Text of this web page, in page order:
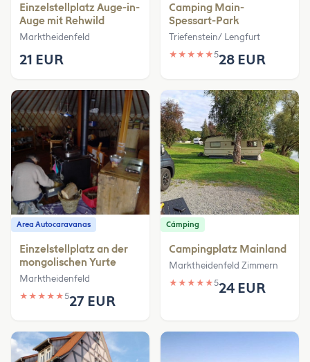
Einzelstellplatz Auge-in-
Auge mit Rehwild
Marktheidenfeld
21 EUR
Camping Main-
Spessart-Park
Triefenstein/ Lengfurt
★ ★ ★ ★ ★528 EUR
Area Autocaravanas
Einzelstellplatz an der
mongolischen Yurte
Marktheidenfeld
★ ★ ★ ★ ★527 EUR
Cámping
Campingplatz Mainland
Marktheidenfeld Zimmern
★ ★ ★ ★ ★524 EUR